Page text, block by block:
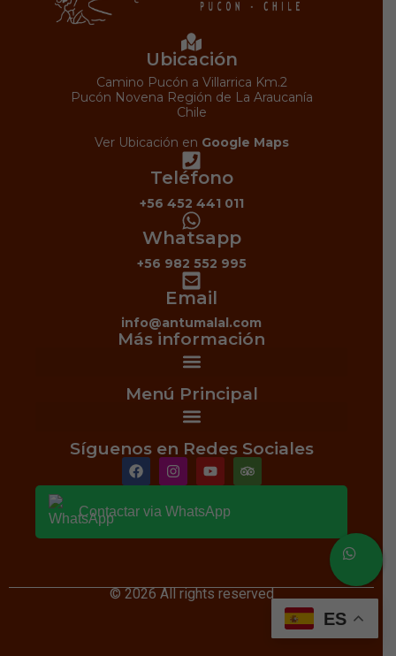
Ubicación
Camino Pucón a Villarrica Km.2
Pucón Novena Región de La Araucanía
Chile
Ver Ubicación en Google Maps
Teléfono
+56 452 441 011
Whatsapp
+56 982 552 995
Email
info@antumalal.com
Más información
Menú Principal
Síguenos en Redes Sociales
Contactar via WhatsApp
© 2026 All rights reserved
ES